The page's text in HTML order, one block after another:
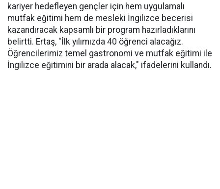
kariyer hedefleyen gençler için hem uygulamalı
mutfak eğitimi hem de mesleki İngilizce becerisi
kazandıracak kapsamlı bir program hazırladıklarını
belirtti. Ertaş, "İlk yılımızda 40 öğrenci alacağız.
Öğrencilerimiz temel gastronomi ve mutfak eğitimi ile
İngilizce eğitimini bir arada alacak," ifadelerini kullandı.